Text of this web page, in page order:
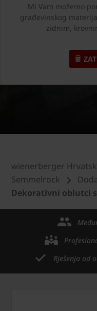
Mi Vam možemo
građevinskog
zidnim,
wienerberger
Semmelrock
Dekorativni oblutci
Rješenja od